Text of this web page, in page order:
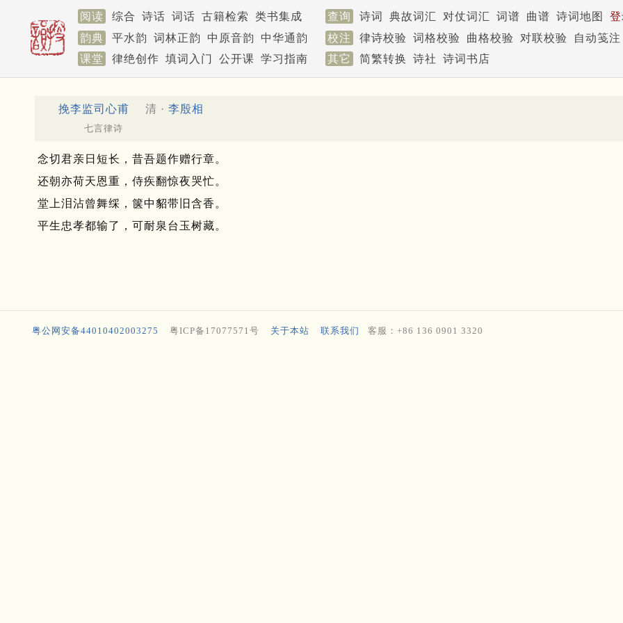
阅读 综合 诗话 词话 古籍检索 类书集成 查询 诗词 典故词汇 对仗词汇 词谱 曲谱 诗词地图
韵典
平水韵 词林正韵 中原音韵 中华通韵 校注 律诗校验 词格校验 曲格校验 对联校验
自动笺注
课堂
律绝创作 填词入门 公开课 学习指南 其它 简繁转换 诗社 诗词书店
挽李监司心甫 清 · 李殷相
七言律诗
念切君亲日短长，昔吾题作赠行章。
还朝亦荷天恩重，侍疾翻惊夜哭忙。
堂上泪沾曾舞䌽，箧中貂带旧含香。
平生忠孝都输了，可耐泉台玉树藏。
粤公网安备44010402003275 粤ICP备17077571号 关于本站 联系我们 客服：+86 136 0901 3320